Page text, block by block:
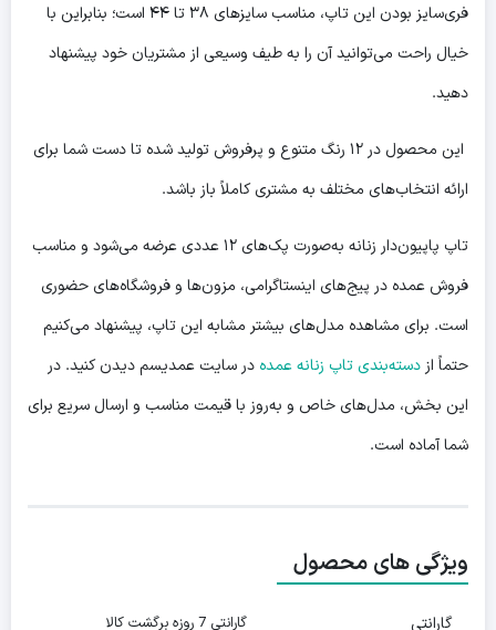
فری‌سایز بودن این تاپ، مناسب سایزهای ۳۸ تا ۴۴ است؛ بنابراین با
خیال راحت می‌توانید آن را به طیف وسیعی از مشتریان خود پیشنهاد
دهید.
این محصول در ۱۲ رنگ متنوع و پرفروش تولید شده تا دست شما برای
ارائه انتخاب‌های مختلف به مشتری کاملاً باز باشد.
تاپ پاپیون‌دار زنانه به‌صورت پک‌های ۱۲ عددی عرضه می‌شود و مناسب
فروش عمده در پیج‌های اینستاگرامی، مزون‌ها و فروشگاه‌های حضوری
است. برای مشاهده مدل‌های بیشتر مشابه این تاپ، پیشنهاد می‌کنیم
حتماً از دسته‌بندی تاپ زنانه عمده در سایت عمدیسم دیدن کنید. در
این بخش، مدل‌های خاص و به‌روز با قیمت مناسب و ارسال سریع برای
شما آماده است.
ویژگی های محصول
گارانتی گارانتی 7 روزه برگشت کالا